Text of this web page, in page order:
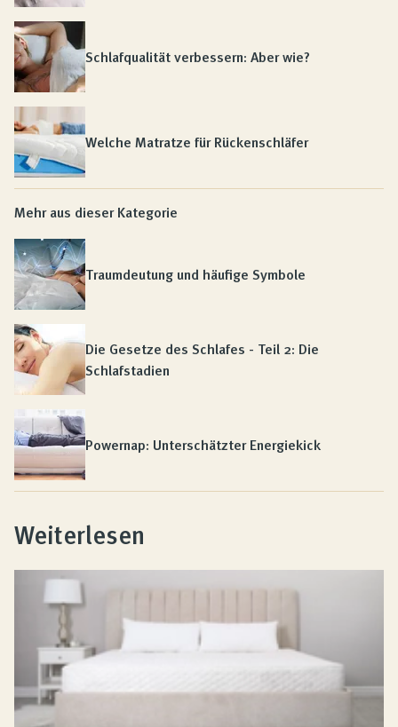
Schlafqualität verbessern: Aber wie?
Welche Matratze für Rückenschläfer
Mehr aus dieser Kategorie
Traumdeutung und häufige Symbole
Die Gesetze des Schlafes - Teil 2: Die
Schlafstadien
Powernap: Unterschätzter Energiekick
Weiterlesen